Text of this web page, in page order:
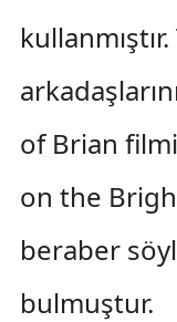
of Brian
on the
beraber
bulmuştur.